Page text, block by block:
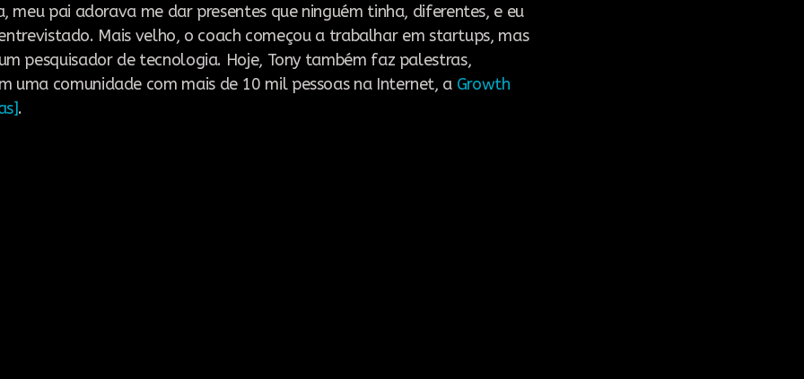
meu pai adorava me dar presentes que ninguém tinha, diferentes, e eu
Mais velho, o coach começou a trabalhar em startups, mas
pesquisador de tecnologia. Hoje, Tony também faz palestras,
uma comunidade com mais de 10 mil pessoas na Internet, a Growth
.